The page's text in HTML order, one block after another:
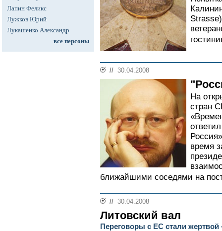
Лапин Феликс
Лужков Юрий
Лукашенко Александр
все персоны
// 30.04.2008
На
стран
время
ближайшими соседями на
// 30.04.2008
Литовский вал
Переговоры с ЕС стали жертвой